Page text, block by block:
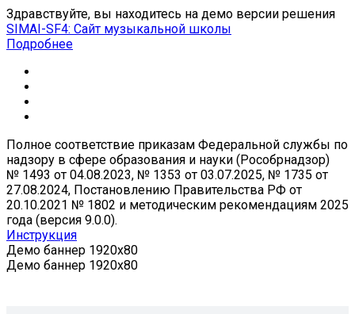
Здравствуйте, вы находитесь на демо версии решения
SIMAI-SF4: Сайт музыкальной школы
Подробнее
Полное соответствие приказам Федеральной службы по
надзору в сфере образования и науки (Рособрнадзор)
№ 1493 от 04.08.2023, № 1353 от 03.07.2025, № 1735 от
27.08.2024, Постановлению Правительства РФ от
20.10.2021 № 1802 и методическим рекомендациям 2025
года (версия 9.0.0).
Инструкция
Демо баннер 1920x80
Демо баннер 1920x80